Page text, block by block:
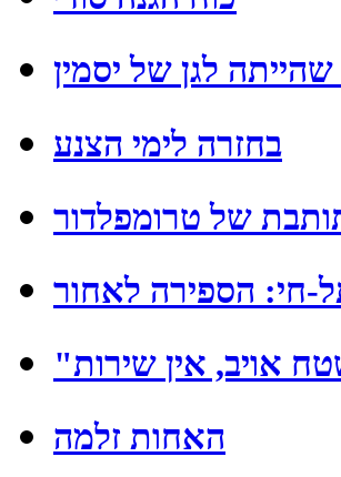
לגן של יסמין
בחזרה לימי הצנע
של טרומפלדור
חי: הספירה לאחור
האחות זלמה